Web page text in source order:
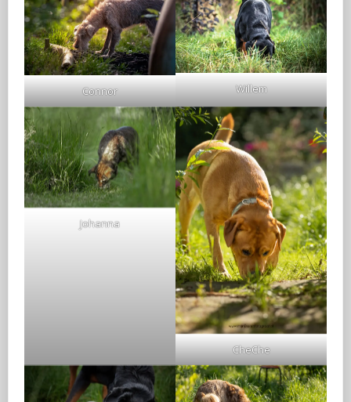
Connor Willem
Johanna
CheChe